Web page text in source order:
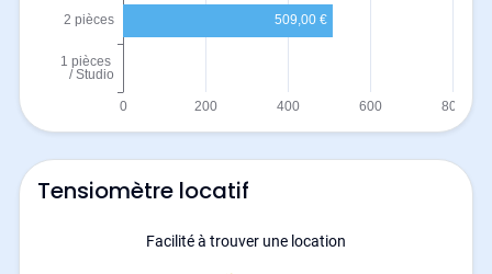
Tensiomètre locatif
Facilité à trouver une location